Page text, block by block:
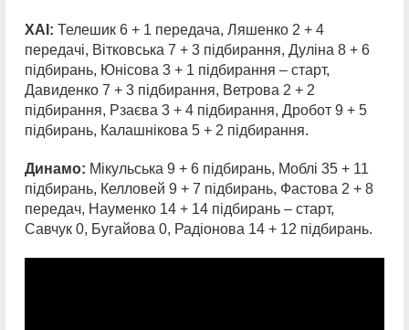
ХАІ: Телешик 6 + 1 передача, Ляшенко 2 + 4
передачі, Вітковська 7 + 3 підбирання, Дуліна 8 + 6
підбирань, Юнісова 3 + 1 підбирання – старт,
Давиденко 7 + 3 підбирання, Ветрова 2 + 2
підбирання, Рзаєва 3 + 4 підбирання, Дробот 9 + 5
підбирань, Калашнікова 5 + 2 підбирання.
Динамо: Мікульська 9 + 6 підбирань, Моблі 35 + 11
підбирань, Келловей 9 + 7 підбирань, Фастова 2 + 8
передач, Науменко 14 + 14 підбирань – старт,
Савчук 0, Бугайова 0, Радіонова 14 + 12 підбирань.